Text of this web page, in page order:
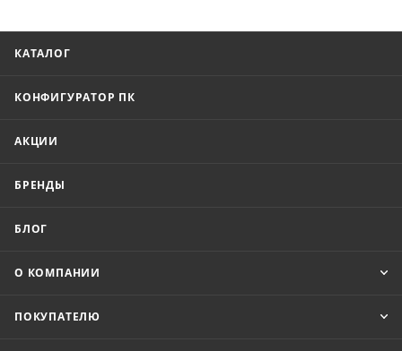
КАТАЛОГ
КОНФИГУРАТОР ПК
АКЦИИ
БРЕНДЫ
БЛОГ
О КОМПАНИИ
ПОКУПАТЕЛЮ